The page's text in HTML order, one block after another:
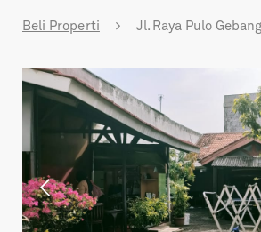
Beli Properti Jl. Raya Pulo Gebang
Previous